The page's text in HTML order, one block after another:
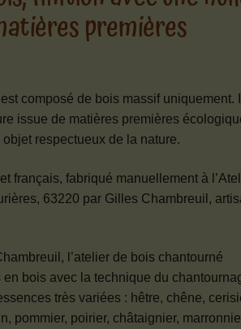
premières
est composé de bois massif uniquement.
issue de matières premières
objet respectueux de la nature.
français, fabriqué manuellement à
63220 par Gilles Chambreuil,
l’atelier de bois chantourné
bois avec la technique du
très variées : hêtre, chêne,
pommier, poirier, châtaignier,